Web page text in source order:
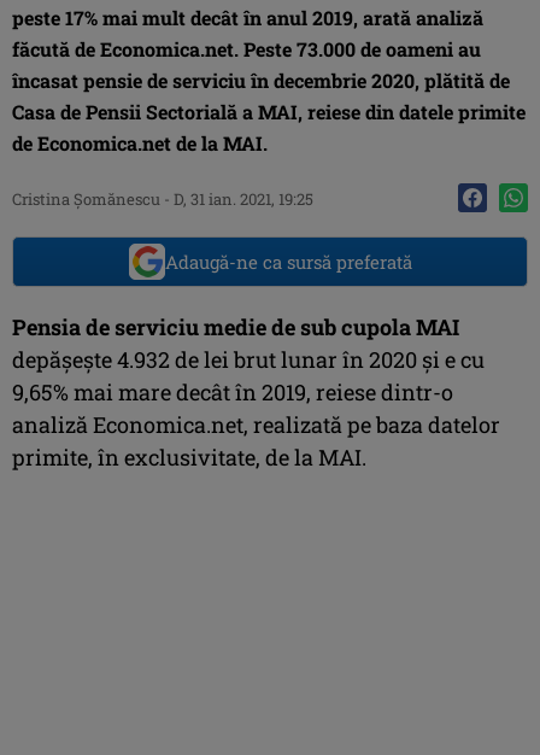
peste 17% mai mult decât în anul 2019, arată analiză
făcută de Economica.net. Peste 73.000 de oameni au
încasat pensie de serviciu în decembrie 2020, plătită de
Casa de Pensii Sectorială a MAI, reiese din datele primite
de Economica.net de la MAI.
Cristina Şomănescu - D, 31 ian. 2021, 19:25
Adaugă-ne ca sursă preferată
Pensia de serviciu medie de sub cupola MAI
depăşeşte 4.932 de lei brut lunar în 2020 şi e cu
9,65% mai mare decât în 2019, reiese dintr-o
analiză Economica.net, realizată pe baza datelor
primite, în exclusivitate, de la MAI.